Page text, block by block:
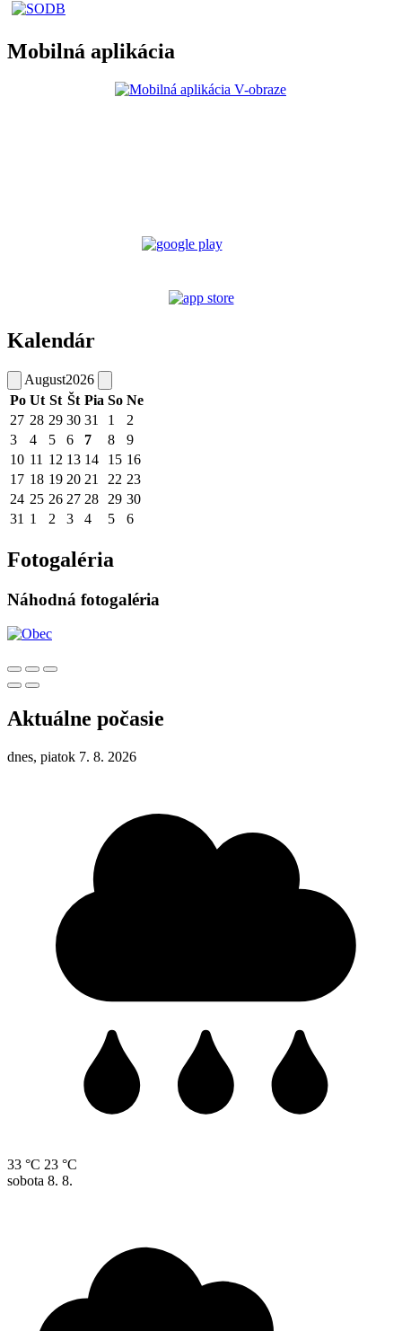
Mobilná aplikácia
Kalendár
August2026
Po Ut St Št Pia So Ne
27 28 29 30 31 1
2
3
4 5 6 7 8
9
10 11 12 13 14 15 16
17 18 19 20 21 22 23
24 25 26 27 28 29 30
31 1 2 3 4 5 6
Fotogaléria
Náhodná fotogaléria
Aktuálne počasie
dnes, piatok 7. 8. 2026
33 °C 23 °C
sobota 8. 8.